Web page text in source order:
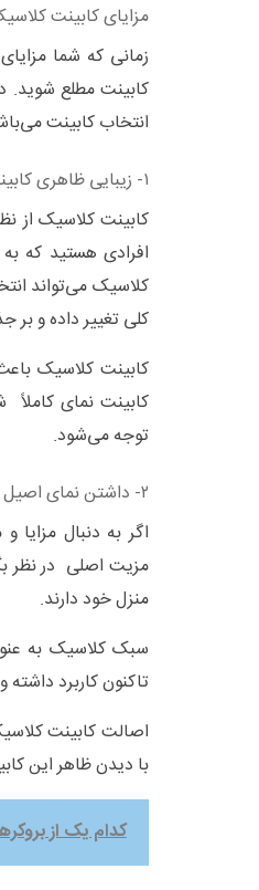
مزایای کابینت
زمانی که شما
کابینت مطلع شوید.
انتخاب کابینت
۱- زیبایی ظاهری کابینت کلاسیک
کابینت کلاسیک از
افرادی هستید که
کلاسیک می‌تواند
کلی تغییر داده و بر
کابینت کلاسیک
کابینت نمای
توجه می‌شود.
۲- داشتن نمای اصیل
اگر به دنبال
مزیت اصلی در نظر
منزل خود دارند.
سبک کلاسیک به
تاکنون کاربرد
اصالت کابینت
با دیدن ظاهر این
کدام یک از